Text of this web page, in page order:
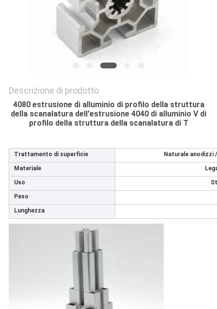
Descrizione di prodotto
4080 estrusione di alluminio di profilo della struttura
della scanalatura dell'estrusione 4040 di alluminio V di
profilo della struttura della scanalatura di T
Trattamento di superficie Naturale anodizzi
Materiale
Uso
Peso
Lunghezza